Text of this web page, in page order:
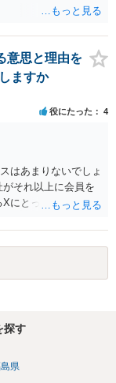
意思と理由を
ますか
役にたった 4
はあまりないでしょ
それ以上に会員を
にとって、日本の会
できていない」な
で対応してくる方
ほど行ってきま
探す
県